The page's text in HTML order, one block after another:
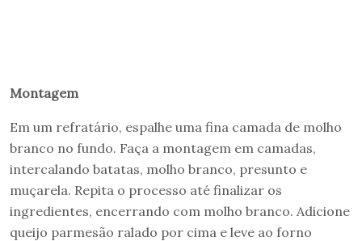
Montagem
Em um refratário, espalhe uma fina camada de molho
branco no fundo. Faça a montagem em camadas,
intercalando batatas, molho branco, presunto e
muçarela. Repita o processo até finalizar os
ingredientes, encerrando com molho branco. Adicione
queijo parmesão ralado por cima e leve ao forno